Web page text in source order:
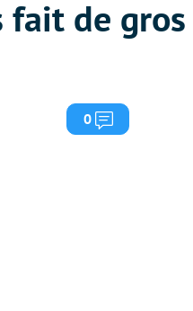
de gros
0 Commentaires